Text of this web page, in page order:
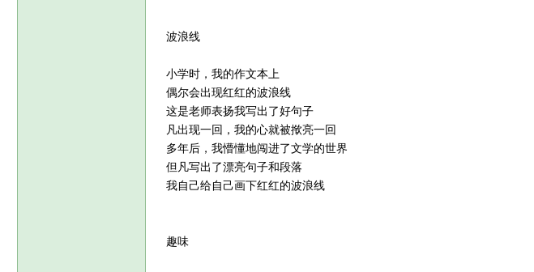
波浪线
小学时，我的作文本上
偶尔会出现红红的波浪线
这是老师表扬我写出了好句子
凡出现一回，我的心就被揿亮一回
多年后，我懵懂地闯进了文学的世界
但凡写出了漂亮句子和段落
我自己给自己画下红红的波浪线
趣味